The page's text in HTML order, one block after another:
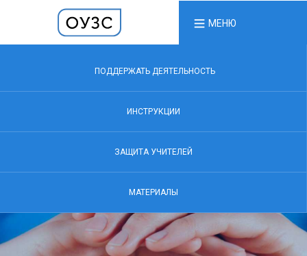
МЕНЮ
ПОДДЕРЖАТЬ ДЕЯТЕЛЬНОСТЬ
ИНСТРУКЦИИ
ЗАЩИТА УЧИТЕЛЕЙ
МАТЕРИАЛЫ